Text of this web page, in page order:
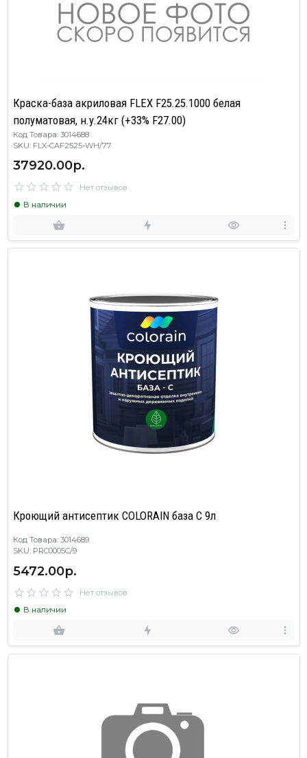
Краска-база акриловая FLEX F25.25.1000 белая
полуматовая, н.у.24кг (+33% F27.00)
Код Товара: 3014688
SKU: FLX-CAF2525-WH/77
37920.00р.
Нет отзывов
В наличии
Кроющий антисептик COLORAIN база C 9л
Код Товара: 3014689
SKU: PRC0005C/9
5472.00р.
Нет отзывов
В наличии